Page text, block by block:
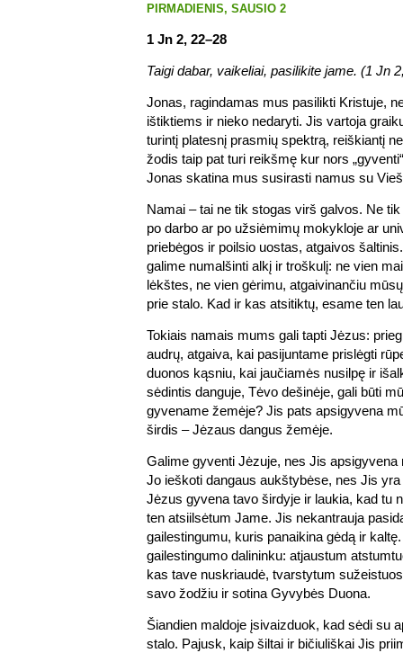
PIRMADIENIS, SAUSIO 2
1 Jn 2, 22–28
Taigi dabar, vaikeliai, pasilikite jame. (1 Jn
Jonas, ragindamas mus pasilikti Kristuje,
ištiktiems ir nieko nedaryti. Jis vartoja
turintį platesnį prasmių spektrą, reiškiantį
žodis taip pat turi reikšmę kur nors
Jonas skatina mus susirasti namus su
Namai – tai ne tik stogas virš galvos. Ne
po darbo ar po užsiėmimų mokykloje ar
priebėgos ir poilsio uostas, atgaivos
galime numalšinti alkį ir troškulį: ne vien
lėkštes, ne vien gėrimu, atgaivinančiu
prie stalo. Kad ir kas atsitiktų, esame ten
Tokiais namais mums gali tapti Jėzus:
audrų, atgaiva, kai pasijuntame prislėgti
duonos kąsniu, kai jaučiamės nusilpę ir
sėdintis danguje, Tėvo dešinėje, gali būti
gyvename žemėje? Jis pats apsigyvena
širdis – Jėzaus dangus žemėje.
Galime gyventi Jėzuje, nes Jis
Jo ieškoti dangaus aukštybėse, nes Jis
Jėzus gyvena tavo širdyje ir laukia, kad tu
ten atsiilsėtum Jame. Jis nekantrauja
gailestingumu, kuris panaikina gėdą ir
gailestingumo dalininku: atjaustum
kas tave nuskriaudė, tvarstytum
savo žodžiu ir sotina Gyvybės Duona.
Šiandien maldoje įsivaizduok, kad sėdi su
stalo. Pajusk, kaip šiltai ir bičiuliškai Jis